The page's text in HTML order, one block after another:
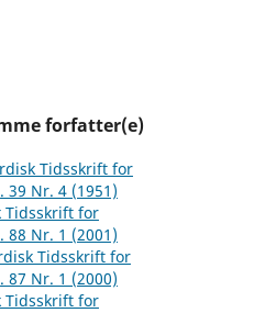
forfatter(e)
Tidsskrift for
39 Nr. 4 (1951)
Tidsskrift for
88 Nr. 1 (2001)
Tidsskrift for
87 Nr. 1 (2000)
Tidsskrift for